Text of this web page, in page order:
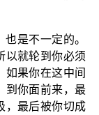
是不一定的。
以就轮到你必须
如果你在这中间
到你面前来，最
，最后被你切成